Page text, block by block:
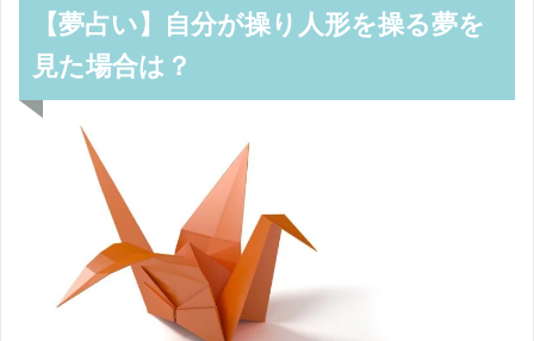
【夢占い】自分が操り人形を操る夢を
見た場合は？